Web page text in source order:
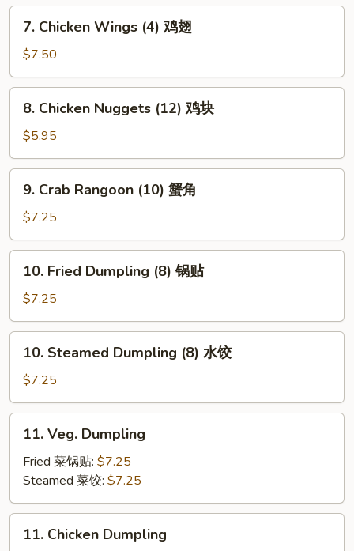
虾
Chicken
Wings
(4)
鸡
7. Chicken Wings (4) 鸡翅
$7.50
Chicken
Nuggets
(12)
鸡
8. Chicken Nuggets (12) 鸡块
$5.95
Crab
Rangoon
(10)
蟹
9. Crab Rangoon (10) 蟹角
$7.25
Fried
Dumpling
(8)
锅
10. Fried Dumpling (8) 锅贴
$7.25
Steamed
Dumpling
(8)
水
10. Steamed Dumpling (8) 水饺
$7.25
Veg.
Dumpling
11. Veg. Dumpling
Fried 菜锅贴: $7.25
Steamed 菜饺: $7.25
Chicken
11. Chicken Dumpling